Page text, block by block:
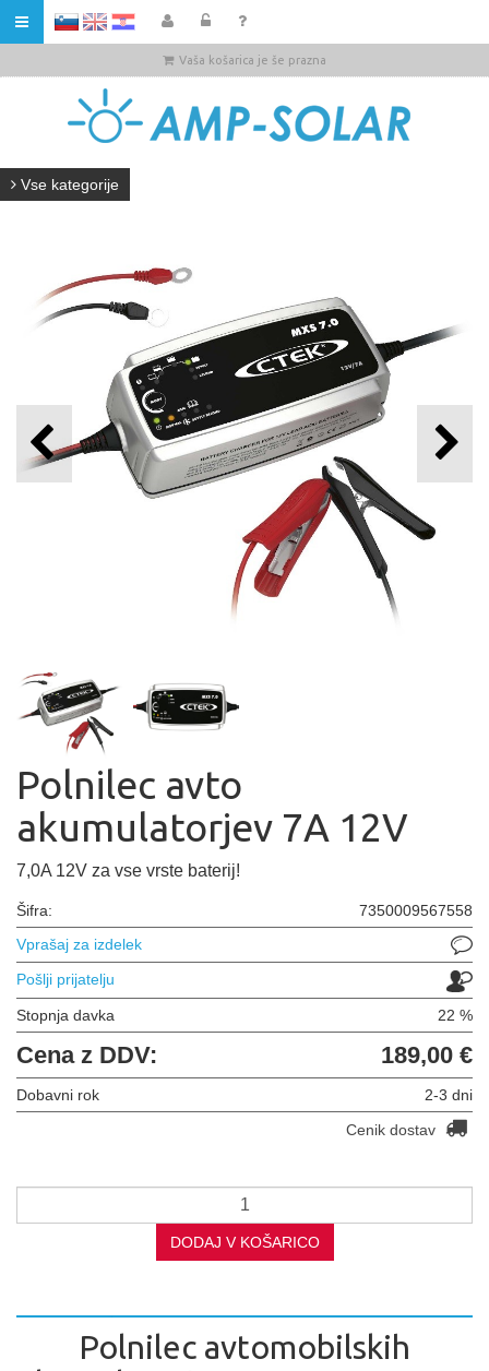
HR
Vaša košarica je še prazna
Vse kategorije
Polnilec avto
akumulatorjev 7A 12V
7,0A 12V za vse vrste baterij!
Šifra:
7350009567558
Vprašaj za izdelek
Pošlji prijatelju
Stopnja davka 22 %
Cena z DDV: 189,00 €
Dobavni rok
2-3 dni
Cenik dostav
DODAJ V KOŠARICO
Polnilec avtomobilskih